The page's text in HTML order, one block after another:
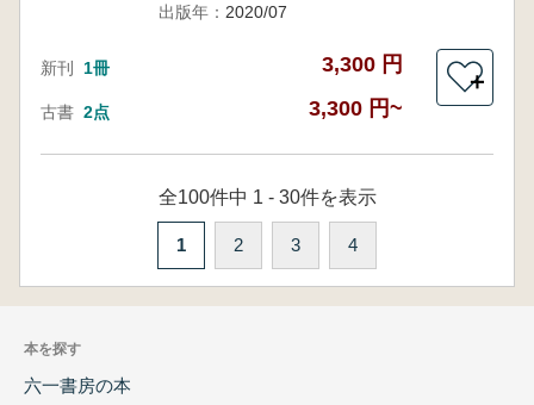
出版年： 2020/07
新刊 1冊 3,300 円
古書 2点 3,300 円~
＋
全100件中 1 - 30件を表示
1 2 3 4
本を探す
六一書房の本